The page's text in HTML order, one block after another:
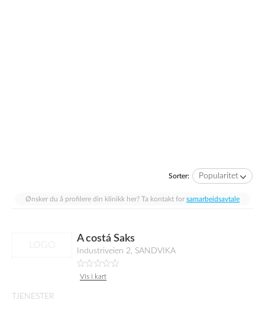
Sorter: Popularitet
Ønsker du å profilere din klinikk her? Ta kontakt for samarbeidsavtale
A costá Saks
Industriveien 2, SANDVIKA
Vis i kart
TJENESTER